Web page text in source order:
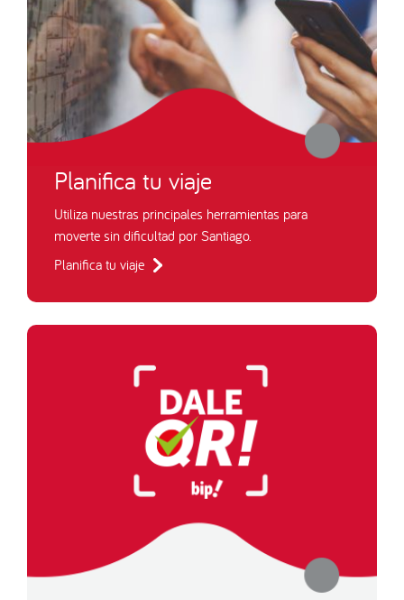
Planifica tu viaje
Utiliza nuestras principales herramientas para
moverte sin dificultad por Santiago.
Planifica tu viaje